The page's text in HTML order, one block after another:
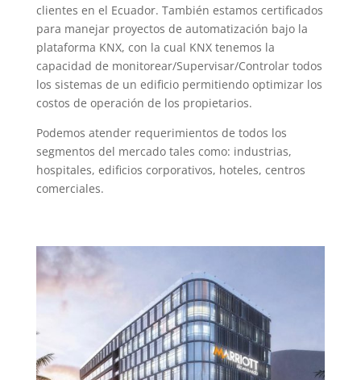
clientes en el Ecuador. También estamos certificados
para manejar proyectos de automatización bajo la
plataforma KNX, con la cual KNX tenemos la
capacidad de monitorear/Supervisar/Controlar todos
los sistemas de un edificio permitiendo optimizar los
costos de operación de los propietarios.
Podemos atender requerimientos de todos los
segmentos del mercado tales como: industrias,
hospitales, edificios corporativos, hoteles, centros
comerciales.